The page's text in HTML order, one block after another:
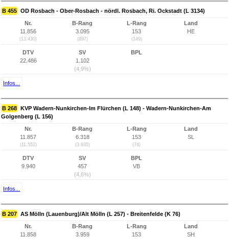
B 455 OD Rosbach - Ober-Rosbach - nördl. Rosbach, Ri. Ockstadt (L 3134)
Nr.
11.856
(13.430)
B-Rang
3.095
(897)
L-Rang
153
(149)
Land
HE
DTV
22.486
SV
1.102
(4,9%)
BPL
Infos...
B 268 KVP Wadern-Nunkirchen-Im Flürchen (L 148) - Wadern-Nunkirchen-Am
Golgenberg (L 156)
Nr.
11.857
(11.552)
B-Rang
6.318
(3.935)
L-Rang
153
(74)
Land
SL
DTV
9.940
SV
457
(4,6%)
BPL
VB
Infos...
B 207 AS Mölln (Lauenburg)/Alt Mölln (L 257) - Breitenfelde (K 76)
Nr.
11.858
B-Rang
3.959
L-Rang
153
Land
SH